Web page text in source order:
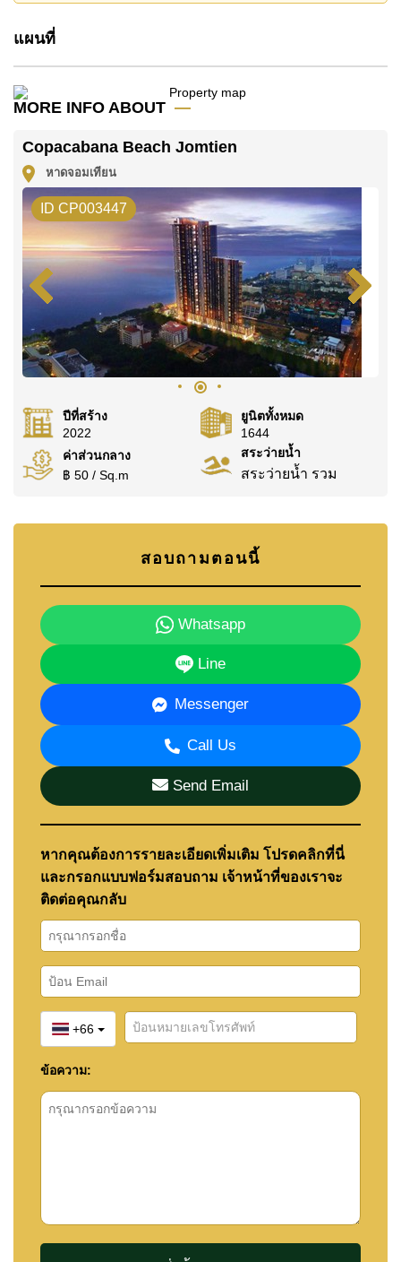
โฉนดที่ดินของอสังหาริมทรัพย์นี้อยู่ภายใต้กรรมสิทธิ์ ชื่อ
ค้นพบโอกาสในการทำให้ที่อยู่อาศัยนี้เป็นบ้านในฝันของ
คุณ!
ติดต่อ Cornerstone Real Estate โทร +6638411250
หรือ อีเมล
info@cornerstone.co.th
WhatsApp ของสำนักงาน:+66807945904 และ LINE:
@cornerstonepattaya
แผนที่
MORE INFO ABOUT
Copacabana Beach Jomtien
หาดจอมเทียน
ID CP003447
ปีที่สร้าง
2022
ยูนิตทั้งหมด
1644
ค่าส่วนกลาง
฿ 50 / Sq.m
สระว่ายน้ำ
สระว่ายน้ำ รวม
สอบถามตอนนี้
Whatsapp
Line
Messenger
Call Us
Send Email
หากคุณต้องการรายละเอียดเพิ่มเติม โปรดคลิกที่นี่
และกรอกแบบฟอร์มสอบถาม เจ้าหน้าที่ของเราจะ
ติดต่อคุณกลับ
+66
ข้อความ: